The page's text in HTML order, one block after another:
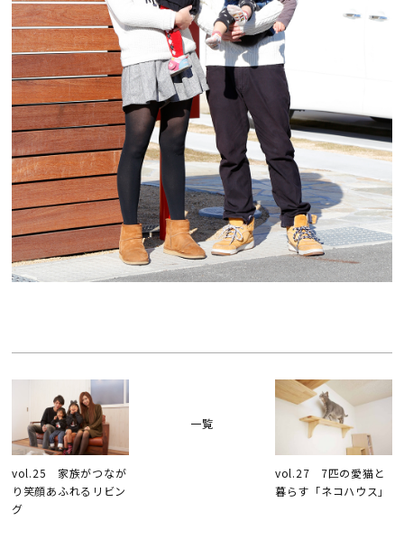
vol.25 家族がつなが
り笑顔あふれるリビン
グ
一覧
vol.27 7匹の愛猫と
暮らす「ネコハウス」